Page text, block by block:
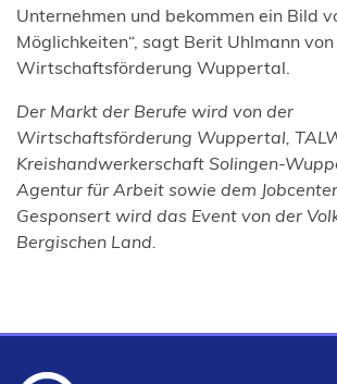
Unternehmen und bekommen ein Bild
Möglichkeiten“, sagt Berit Uhlmann
Wirtschaftsförderung Wuppertal.
Der Markt der Berufe wird von der
Wirtschaftsförderung Wuppertal,
Kreishandwerkerschaft Solingen-
Agentur für Arbeit sowie dem
Gesponsert wird das Event von der
Bergischen Land.